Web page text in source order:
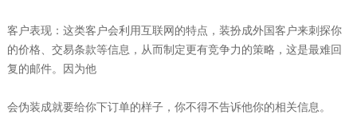
客户表现：这类客户会利用互联网的特点，装扮成外国客户来刺探你
的价格、交易条款等信息，从而制定更有竞争力的策略，这是最难回
复的邮件。因为他
会伪装成就要给你下订单的样子，你不得不告诉他你的相关信息。